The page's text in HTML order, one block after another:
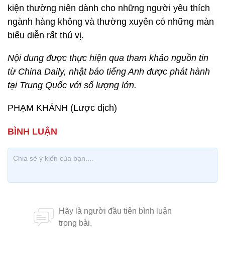
kiện thường niên dành cho những người yêu thích
ngành hàng không và thường xuyên có những màn
biểu diễn rất thú vị.
Nội dung được thực hiện qua tham khảo nguồn tin
từ China Daily, nhật báo tiếng Anh được phát hành
tại Trung Quốc với số lượng lớn.
PHẠM KHÁNH (Lược dịch)